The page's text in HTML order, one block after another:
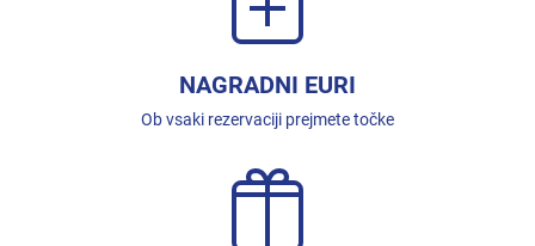
NAGRADNI EURI
Ob vsaki rezervaciji prejmete točke